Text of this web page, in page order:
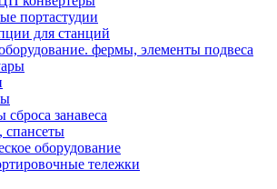
портастудии
для станций
фермы, элементы подвеса
занавеса
оборудование
тележки